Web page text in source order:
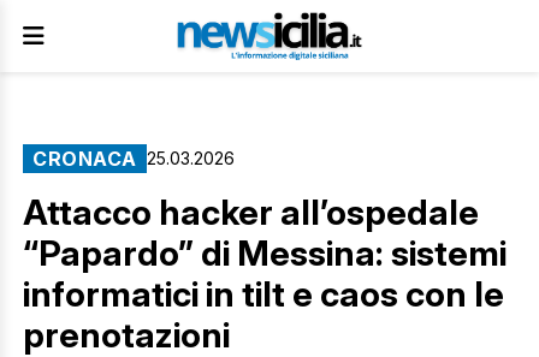
CRONACA 25.03.2026
Attacco hacker all’ospedale
“Papardo” di Messina: sistemi
informatici in tilt e caos con le
prenotazioni